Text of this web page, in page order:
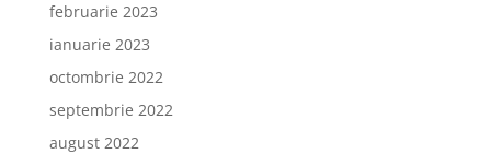
februarie 2023
ianuarie 2023
octombrie 2022
septembrie 2022
august 2022